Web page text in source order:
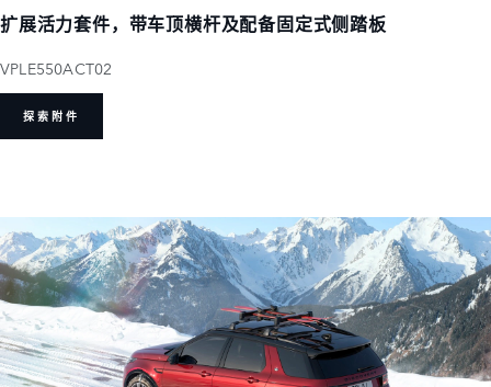
扩展活力套件，带车顶横杆及配备固定式侧踏板
VPLE550ACT02
探索附件